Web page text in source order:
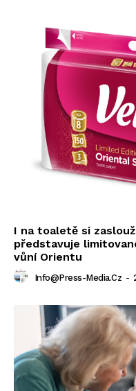
I na toaletě si
představuje
vůní Orientu
Info@press-Media.cz -